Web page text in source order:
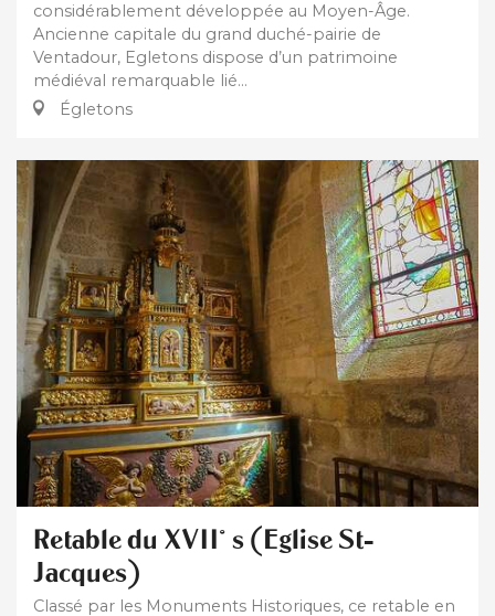
considérablement développée au Moyen-Âge.
Ancienne capitale du grand duché-pairie de
Ventadour, Egletons dispose d’un patrimoine
médiéval remarquable lié...
Égletons
Retable du XVII° s (Eglise St-
Jacques)
Classé par les Monuments Historiques, ce retable en